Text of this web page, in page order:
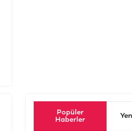
Popüler
Haberler